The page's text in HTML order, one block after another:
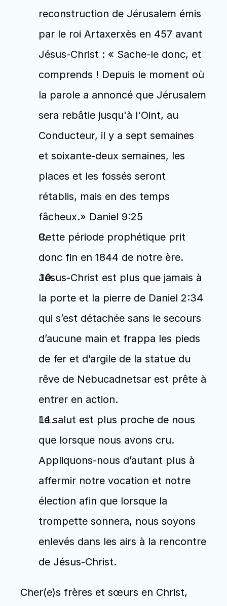
reconstruction de Jérusalem émis
par le roi Artaxerxès en 457 avant
Jésus-Christ : « Sache-le donc, et
comprends ! Depuis le moment où
la parole a annoncé que Jérusalem
sera rebâtie jusqu'à l'Oint, au
Conducteur, il y a sept semaines
et soixante-deux semaines, les
places et les fossés seront
rétablis, mais en des temps
fâcheux.» Daniel 9:25
Cette période prophétique prit
donc fin en 1844 de notre ère.
Jésus-Christ est plus que jamais à
la porte et la pierre de Daniel 2:34
qui s’est détachée sans le secours
d’aucune main et frappa les pieds
de fer et d’argile de la statue du
rêve de Nebucadnetsar est prête à
entrer en action.
Le salut est plus proche de nous
que lorsque nous avons cru.
Appliquons-nous d’autant plus à
affermir notre vocation et notre
élection afin que lorsque la
trompette sonnera, nous soyons
enlevés dans les airs à la rencontre
de Jésus-Christ.
Cher(e)s frères et sœurs en Christ,